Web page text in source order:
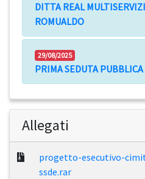
DITTA REAL
ROMUALDO
29/08/2025
PRIMA SEDUTA PUBBLICA
Allegati
progetto-esecutivo-
ssde.rar